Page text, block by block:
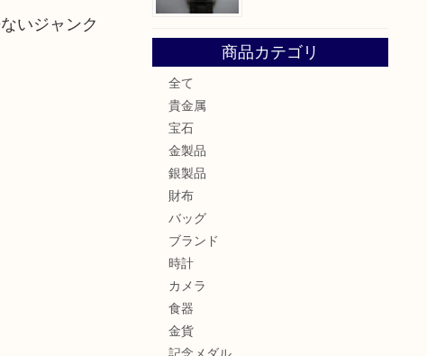
いジャンク
商品カテゴリ
全て
貴金属
宝石
金製品
銀製品
財布
バッグ
ブランド
時計
カメラ
食器
金貨
記念メダル